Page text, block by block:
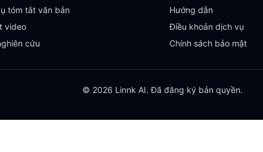
tóm tắt văn bản
video
cứu
Hướng dẫn
Điều khoản dịch vụ
Chính sách bảo mật
© 2026 Linnk AI. Đã đăng ký bản quyền.